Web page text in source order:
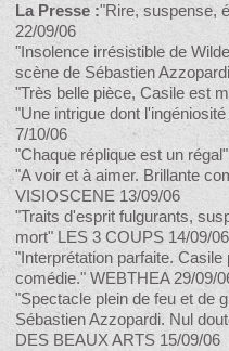
La Presse :"Rire, suspense,
22/09/06
"Insolence irrésistible de
scène de Sébastien
"Très belle pièce, Casile est
"Une intrigue dont
7/10/06
"Chaque réplique est un
"A voir et à aimer. Brillante
VISIOSCENE 13/09/06
"Traits d'esprit fulgurants,
mort" LES 3 COUPS 14/09/06
"Interprétation parfaite.
comédie." WEBTHEA 29/09/
"Spectacle plein de feu et de
Sébastien Azzopardi. Nul
DES BEAUX ARTS 15/09/06